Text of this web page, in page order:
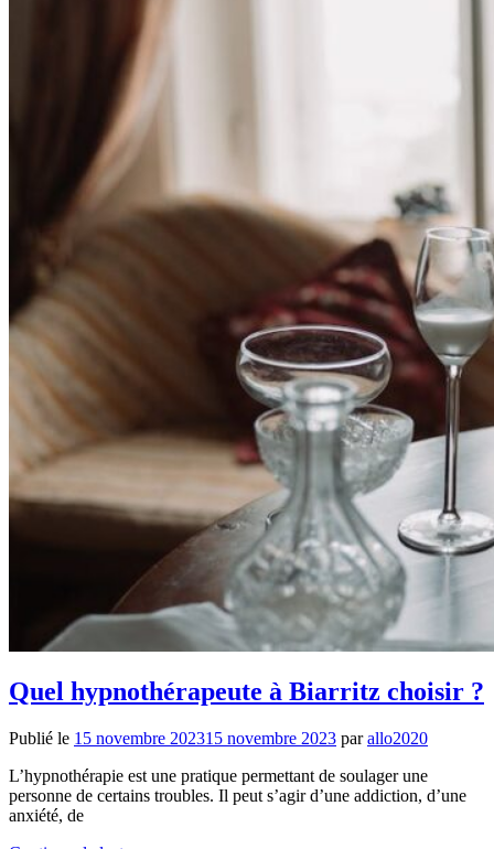
Quel hypnothérapeute à Biarritz choisir ?
Publié le 15 novembre 202315 novembre 2023 parallo2020
L’hypnothérapie est une pratique permettant de soulager une
personne de certains troubles. Il peut s’agir d’une addiction, d’une
anxiété, de